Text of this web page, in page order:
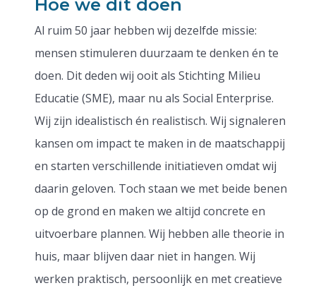
Hoe we dit doen
Al ruim 50 jaar hebben wij dezelfde missie:
mensen stimuleren duurzaam te denken én te
doen. Dit deden wij ooit als Stichting Milieu
Educatie (SME), maar nu als Social Enterprise.
Wij zijn idealistisch én realistisch. Wij signaleren
kansen om impact te maken in de maatschappij
en starten verschillende initiatieven omdat wij
daarin geloven. Toch staan we met beide benen
op de grond en maken we altijd concrete en
uitvoerbare plannen. Wij hebben alle theorie in
huis, maar blijven daar niet in hangen. Wij
werken praktisch, persoonlijk en met creatieve